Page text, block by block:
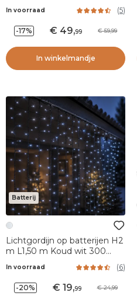
In voorraad (5)
-17% 49,99 59,99
In winkelmandje
Batterij
Lichtgordijn op batterijen H2
m L1,50 m Koud wit 300
In voorraad (6)
-20% 19,99 24,99